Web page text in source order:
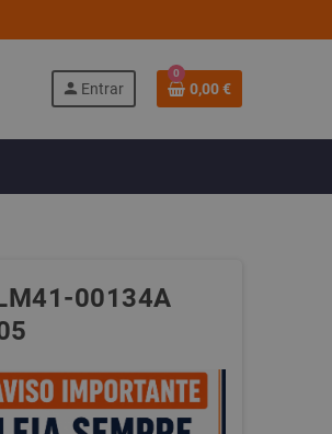
person Entrar
0
0,00 €
00134A